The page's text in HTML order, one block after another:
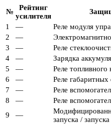
№
Рейтинг
усилителя
1
—
Реле модуля
2
—
3
—
Реле
4
—
Зарядка
5
—
Реле топливного
6
—
Реле габаритных
7
—
Реле
8
—
Реле
9
—
запуска /